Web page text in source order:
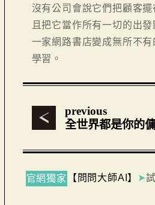
沒有公司會說它們把顧客
且把它當作所有一切的出
一家網路書店變成無所不
學習。
previous
全世界都是你的
官網獨家 【問問大師AI】 ➤